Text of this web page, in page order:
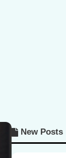
New Posts